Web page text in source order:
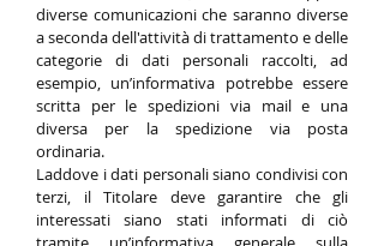
diverse comunicazioni che saranno diverse
a seconda dell'attività di trattamento e delle
categorie di dati personali raccolti, ad
esempio, un’informativa potrebbe essere
scritta per le spedizioni via mail e una
diversa per la spedizione via posta
ordinaria.
Laddove i dati personali siano condivisi con
terzi, il Titolare deve garantire che gli
interessati siano stati informati di ciò